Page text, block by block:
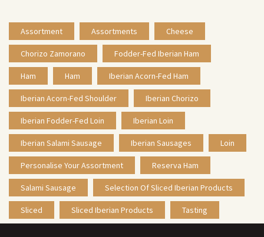
Assortment Assortments Cheese
Chorizo Zamorano Fodder-Fed Iberian Ham
Ham Ham Iberian Acorn-Fed Ham
Iberian Acorn-Fed Shoulder Iberian Chorizo
Iberian Fodder-Fed Loin Iberian Loin
Iberian Salami Sausage Iberian Sausages Loin
Personalise Your Assortment Reserva Ham
Salami Sausage Selection Of Sliced Iberian Products
Sliced Sliced Iberian Products Tasting